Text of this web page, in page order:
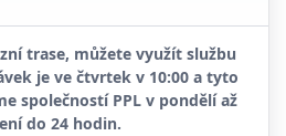
trase, můžete využít službu
je ve čtvrtek v 10:00 a tyto
společností PPL v pondělí až
do 24 hodin.